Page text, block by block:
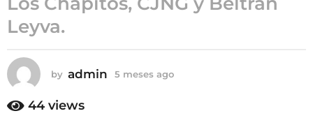
e
s
g
o
Leyva.
by admin 5 meses ago
44 views